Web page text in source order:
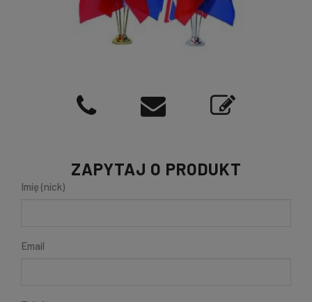
ZAPYTAJ O PRODUKT
Imię (nick)
Email